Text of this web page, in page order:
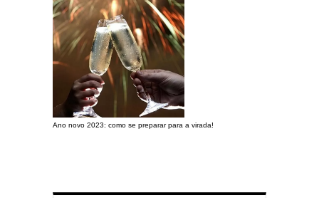
Ano novo 2023: como se preparar para a virada!